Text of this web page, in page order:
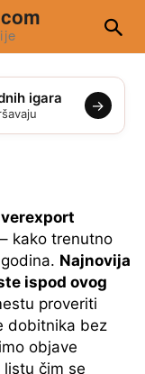
igara →
– kako trenutno
Najnovija
ispod ovog
proveriti
dobitnika bez
objave
čim se